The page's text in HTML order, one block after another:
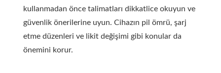
kullanmadan önce talimatları dikkatlice okuyun ve
güvenlik önerilerine uyun. Cihazın pil ömrü, şarj
etme düzenleri ve likit değişimi gibi konular da
önemini korur.